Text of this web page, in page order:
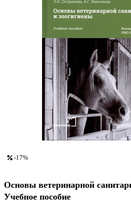
-17%
Основы ветеринарной
Учебное пособие